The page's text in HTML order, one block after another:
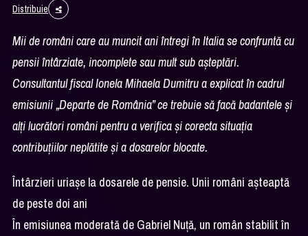
Distribuie
Mii de români care au muncit ani întregi în Italia se confruntă cu
pensii întârziate, incomplete sau mult sub așteptări.
Consultantul fiscal Ionela Mihaela Dumitru a explicat în cadrul
emisiunii „Departe de România” ce trebuie să facă badantele și
alți lucrători români pentru a verifica și corecta situația
contribuțiilor neplătite și a dosarelor blocate.
Întârzieri uriașe la dosarele de pensie. Unii români așteaptă
de peste doi ani
În emisiunea moderată de Gabriel Nuță, un român stabilit în